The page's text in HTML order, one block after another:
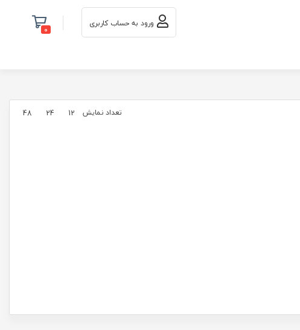
ورود به حساب کاربری 0
تعداد نمایش 12
24
48